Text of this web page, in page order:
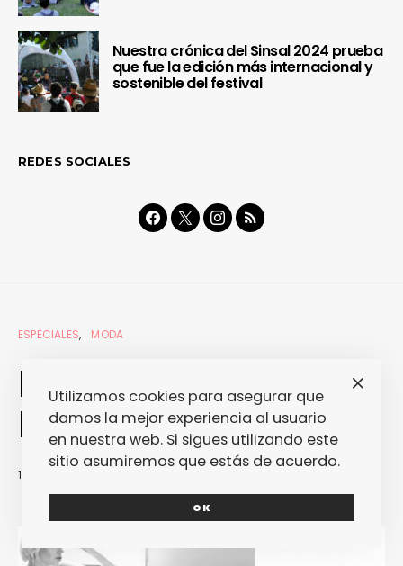
Nuestra crónica del Sinsal 2024 prueba
que fue la edición más internacional y
sostenible del festival
REDES SOCIALES
ESPECIALES MODA
Las Mil y Una
Kawasakis (I)
17/05/2012
Utilizamos cookies para asegurar que
damos la mejor experiencia al usuario
en nuestra web. Si sigues utilizando este
sitio asumiremos que estás de acuerdo.
OK